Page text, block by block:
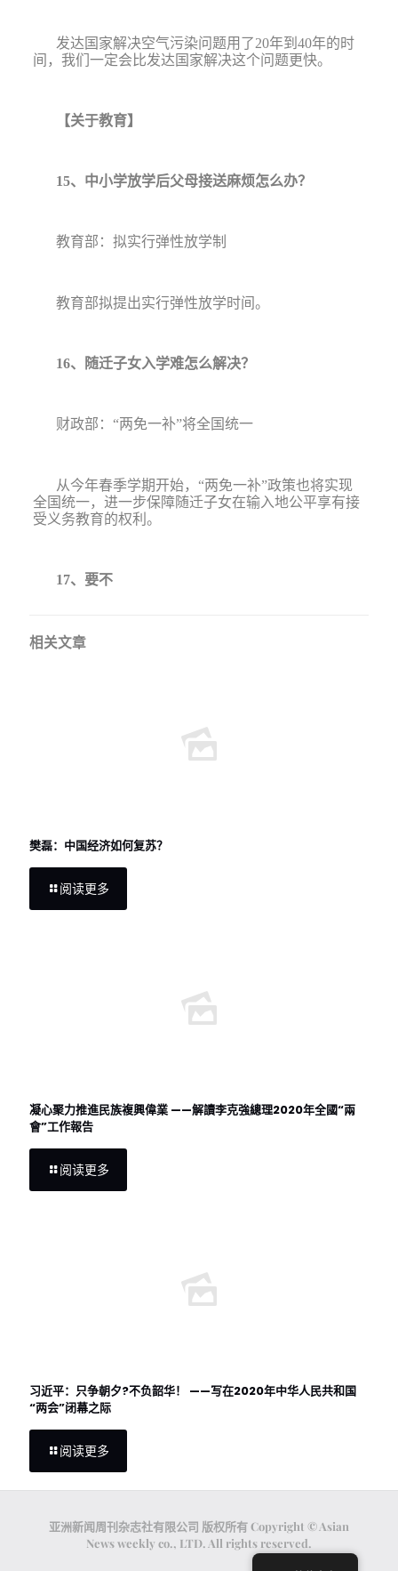
发达国家解决空气污染问题用了20年到 40年的时
间，我们一定会比发达国家解决这个问题更快。
【关于教育】
15、中小学放学后父母接送麻烦怎么办？
教育部：拟实行弹性放学制
教育部拟提出实行弹性放学时间。
16、随迁子女入学难怎么解决？
财政部： “两免一补”将全国统一
从今年春季学期开始， “两免一补”政策也将实现
全国统一，进一步保障随迁子女在输入地公平享有接
受义务教育的权利。
17、要不
相关文章
樊磊：中国经济如何复苏？
阅读更多
凝心聚力推進民族複興偉業 ——解讀李克強總理2020年全國“兩
會”工作報告
阅读更多
习近平：只争朝夕?不负韶华！ ——写在2020年中华人民共和国
“两会”闭幕之际
阅读更多
亚洲新闻周刊杂志社有限公司 版权所有 Copyright © Asian
News weekly co., LTD. All rights reserved.